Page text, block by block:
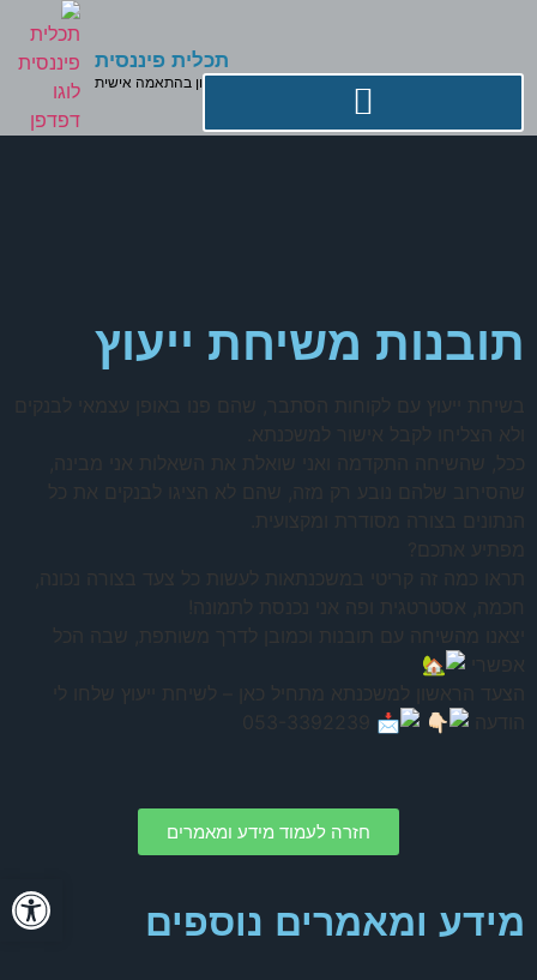
תכלית פיננסית
פתרונות מימון בהתאמה אישית
תובנות משיחת ייעוץ
בשיחת ייעוץ עם לקוחות הסתבר, שהם פנו באופן עצמאי לבנקים
ולא הצליחו לקבל אישור למשכנתא.
ככל, שהשיחה התקדמה ואני שואלת את השאלות אני מבינה,
שהסירוב שלהם נובע רק מזה, שהם לא הציגו לבנקים את כל
הנתונים בצורה מסודרת ומקצועית.
מפתיע אתכם?
תראו כמה זה קריטי במשכנתאות לעשות כל צעד בצורה נכונה,
חכמה, אסטרטגית ופה אני נכנסת לתמונה!
יצאנו מהשיחה עם תובנות וכמובן לדרך משותפת, שבה הכל
אפשרי
הצעד הראשון למשכנתא מתחיל כאן – לשיחת ייעוץ שלחו לי
הודעה
חזרה לעמוד מידע ומאמרים
מידע ומאמרים נוספים
פתח